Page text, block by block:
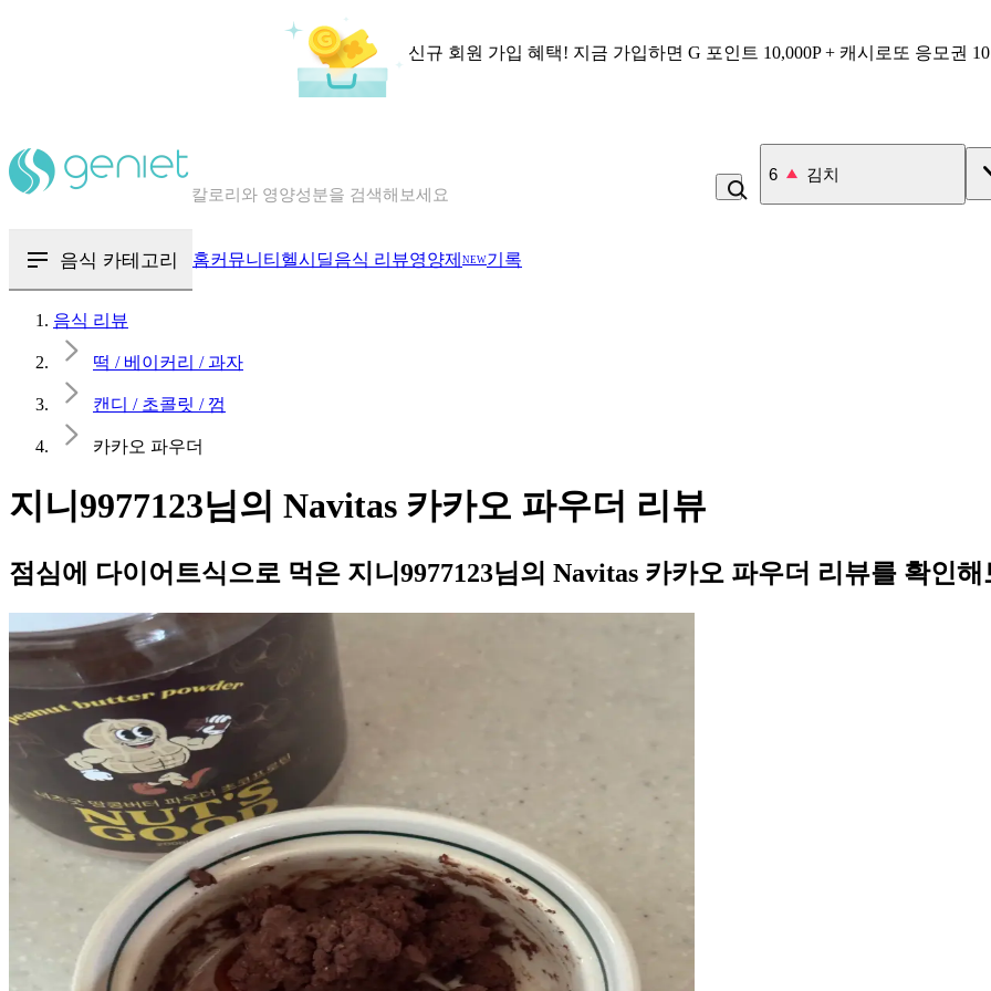
신규 회원 가입 혜택! 지금 가입하면 G 포인트 10,000P + 캐시로또 응모권
칼로리와 영양성분을 검색해보세요
7 커피
음식 카테고리 홈커뮤니티 헬시딜음식 리뷰영양제 NEW기록
음식 리뷰
떡 / 베이커리 / 과자
캔디 / 초콜릿 / 껌
카카오 파우더
지니9977123님의 Navitas 카카오 파우더 리뷰
점심에 다이어트식으로 먹은 지니9977123님의 Navitas 카카오 파우더 리뷰를 확인